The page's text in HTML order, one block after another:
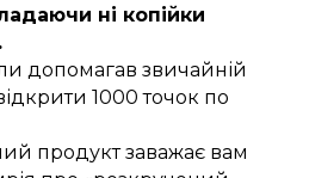
ні копійки
допомагав звичайній
1000 точок по
продукт заважає вам